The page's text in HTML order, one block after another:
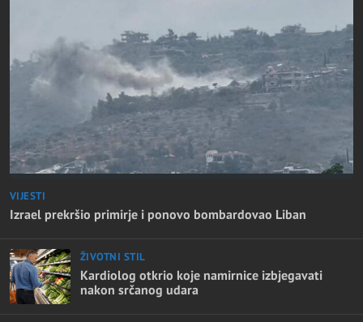
VIJESTI
Izrael prekršio primirje i ponovo bombardovao Liban
ŽIVOTNI STIL
Kardiolog otkrio koje namirnice izbjegavati
nakon srčanog udara